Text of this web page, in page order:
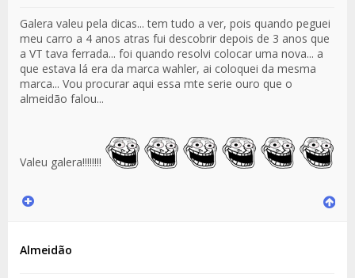
Galera valeu pela dicas... tem tudo a ver, pois quando peguei
meu carro a 4 anos atras fui descobrir depois de 3 anos que
a VT tava ferrada... foi quando resolvi colocar uma nova... a
que estava lá era da marca wahler, ai coloquei da mesma
marca... Vou procurar aqui essa mte serie ouro que o
almeidão falou...
Valeu galera!!!!!!!!
Almeidão